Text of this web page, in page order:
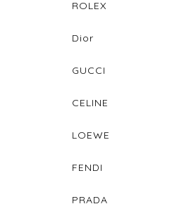
ROLEX
Dior
GUCCI
CELINE
LOEWE
FENDI
PRADA